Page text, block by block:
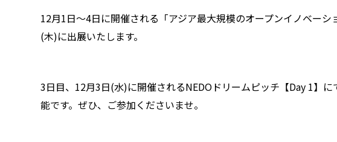
12月1日〜4日に開催される「アジア最大規模のオープンイノベー
(木)に出展いたします。
3日目、12月3日(水)に開催されるNEDOドリームピッチ【Day 1】 に
能です。ぜひ、ご参加くださいませ。